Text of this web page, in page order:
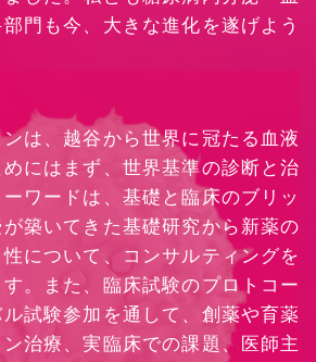
門も今、大きな進化を遂げよう
は、越谷から世界に冠たる血液
にはまず、世界基準の診断と治
ワードは、基礎と臨床のブリッ
築いてきた基礎研究から新薬の
について、コンサルティングを
。また、臨床試験のプロトコー
試験参加を通して、創薬や育薬
ン治療、実臨床での課題、医師主